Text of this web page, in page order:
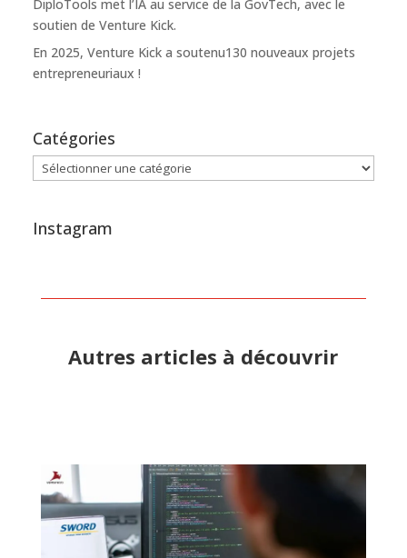
DiploTools met l’IA au service de la GovTech, avec le
soutien de Venture Kick.
En 2025, Venture Kick a soutenu130 nouveaux projets
entrepreneuriaux !
Catégories
Catégories
Instagram
Autres articles à découvrir